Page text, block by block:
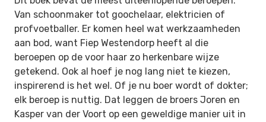
Van schoonmaker tot goochelaar, elektricien of
profvoetballer. Er komen heel wat werkzaamheden
aan bod, want Fiep Westendorp heeft al die
beroepen op de voor haar zo herkenbare wijze
getekend. Ook al hoef je nog lang niet te kiezen,
inspirerend is het wel. Of je nu boer wordt of dokter;
elk beroep is nuttig. Dat leggen de broers Joren en
Kasper van der Voort op een geweldige manier uit in